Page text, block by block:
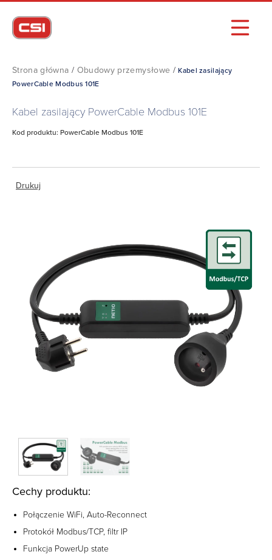
Strona główna / Obudowy przemysłowe /Kabel zasilający
PowerCable Modbus 101E
Kabel zasilający PowerCable Modbus 101E
Kod produktu: PowerCable Modbus 101E
Drukuj
Cechy produktu:
Połączenie WiFi, Auto-Reconnect
Protokół Modbus/TCP, filtr IP
Funkcja PowerUp state